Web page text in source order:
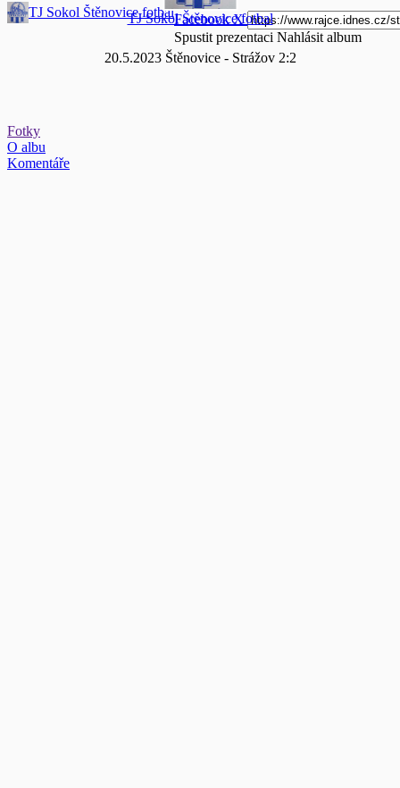
TJ Sokol Štěnovice fotbal
20.5.2023 Štěnovice - Strážov 2:2
TJ Sokol Štěnovice fotbalFacebook X
Spustit prezentaci Nahlásit album
Fotky
O albu
Komentáře